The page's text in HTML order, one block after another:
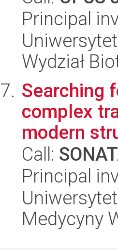
Principal
Wydział
Searching
complex
modern
Call:
Principal
Medycyny